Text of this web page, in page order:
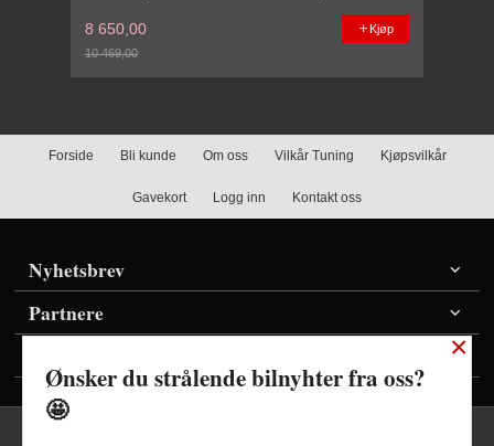
8 650,00
10 469,00
Kjøp
Forside Bli kunde Om oss Vilkår Tuning Kjøpsvilkår
Gavekort Logg inn Kontakt oss
Nyhetsbrev
Partnere
×
Ønsker du strålende bilnyhter fra oss?
🤩